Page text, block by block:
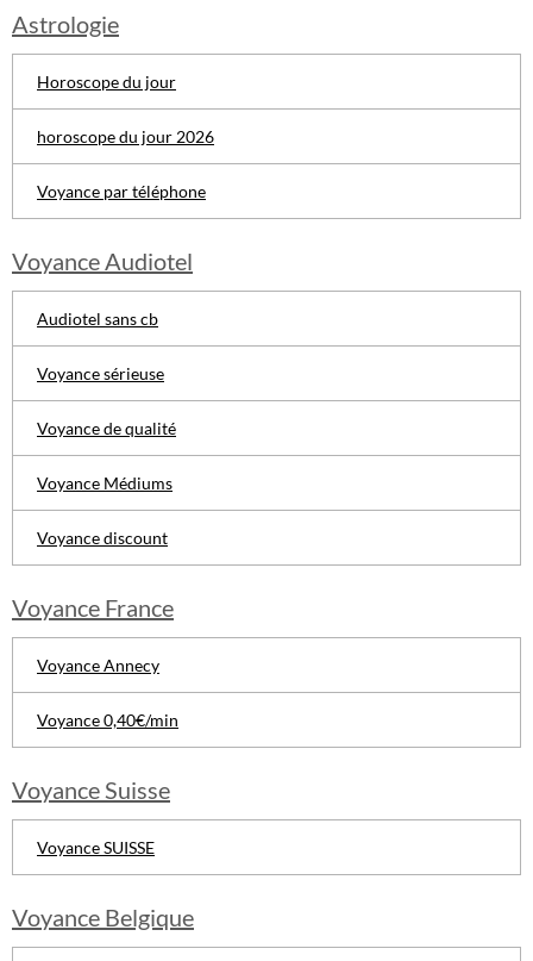
Astrologie
Horoscope du jour
horoscope du jour 2026
Voyance par téléphone
Voyance Audiotel
Audiotel sans cb
Voyance sérieuse
Voyance de qualité
Voyance Médiums
Voyance discount
Voyance France
Voyance Annecy
Voyance 0,40€/min
Voyance Suisse
Voyance SUISSE
Voyance Belgique